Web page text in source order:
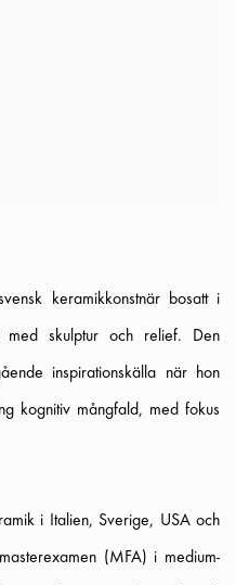
keramikkonstnär bosatt i
skulptur och relief. Den
inspirationskälla när hon
kognitiv mångfald, med fokus
i Italien, Sverige, USA och
(MFA) i medium-